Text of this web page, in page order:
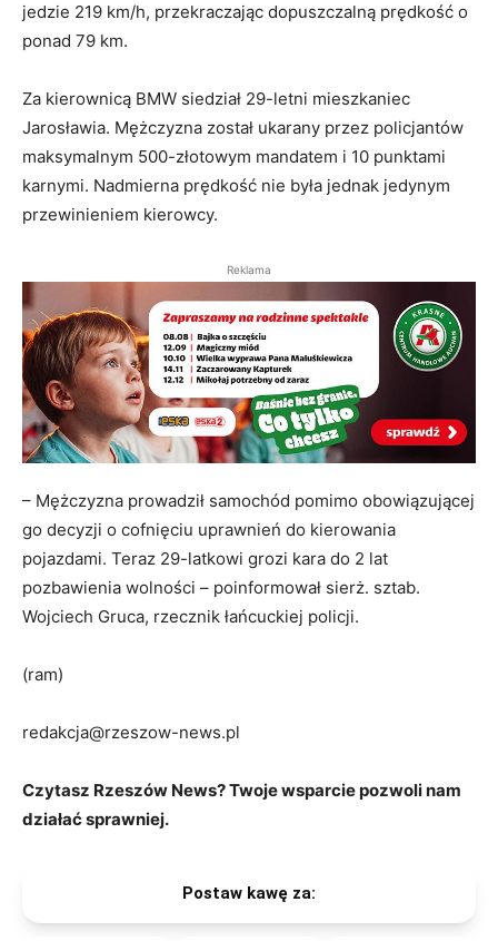
jedzie 219 km/h, przekraczając dopuszczalną prędkość o
ponad 79 km.
Za kierownicą BMW siedział 29-letni mieszkaniec
Jarosławia. Mężczyzna został ukarany przez policjantów
maksymalnym 500-złotowym mandatem i 10 punktami
karnymi. Nadmierna prędkość nie była jednak jedynym
przewinieniem kierowcy.
Reklama
– Mężczyzna prowadził samochód pomimo obowiązującej
go decyzji o cofnięciu uprawnień do kierowania
pojazdami. Teraz 29-latkowi grozi kara do 2 lat
pozbawienia wolności – poinformował sierż. sztab.
Wojciech Gruca, rzecznik łańcuckiej policji.
(ram)
redakcja@rzeszow-news.pl
Czytasz Rzeszów News? Twoje wsparcie pozwoli nam
działać sprawniej.
Postaw kawę za: